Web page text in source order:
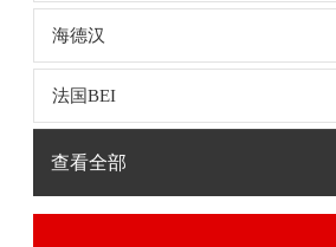
海德汉
法国BEI
查看全部